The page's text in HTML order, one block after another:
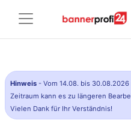
Hinweis - Vom 14.08. bis
Zeitraum kann es zu längeren
Vielen Dank für Ihr Verständnis!